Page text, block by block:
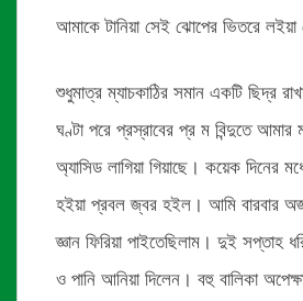
আমাকে টানিয়া সেই ঝোপের ভিতরে
শুধুমাত্র ম্যাচকাঠির সমান একটি ছিদ্র
ঘণ্টা পরে প্রস্রাবের প্র ম বিন্দুতে আমার
অ্যাসিড লাগিয়া গিয়াছে। কয়েক দিনের
হইয়া প্রবল জ্বর হইল। আমি বারবার
জ্ঞান ফিরিয়া পাইতেছিলাম। দুই সপ্তাহ
ও পানি আনিয়া দিলেন। বহু বালিকা